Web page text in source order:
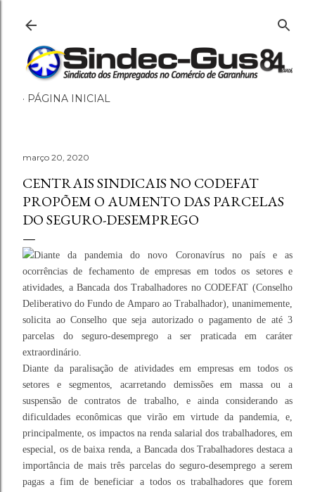
PÁGINA INICIAL
março 20, 2020
CENTRAIS SINDICAIS NO CODEFAT
PROPÕEM O AUMENTO DAS PARCELAS
DO SEGURO-DESEMPREGO
Diante da pandemia do novo Coronavírus no país e as
ocorrências de fechamento de empresas em todos os setores e
atividades, a Bancada dos Trabalhadores no CODEFAT (Conselho
Deliberativo do Fundo de Amparo ao Trabalhador), unanimemente,
solicita ao Conselho que seja autorizado o pagamento de até 3
parcelas do seguro-desemprego a ser praticada em caráter
extraordinário.
Diante da paralisação de atividades em empresas em todos os
setores e segmentos, acarretando demissões em massa ou a
suspensão de contratos de trabalho, e ainda considerando as
dificuldades econômicas que virão em virtude da pandemia, e,
principalmente, os impactos na renda salarial dos trabalhadores, em
especial, os de baixa renda, a Bancada dos Trabalhadores destaca a
importância de mais três parcelas do seguro-desemprego a serem
pagas a fim de beneficiar a todos os trabalhadores que forem